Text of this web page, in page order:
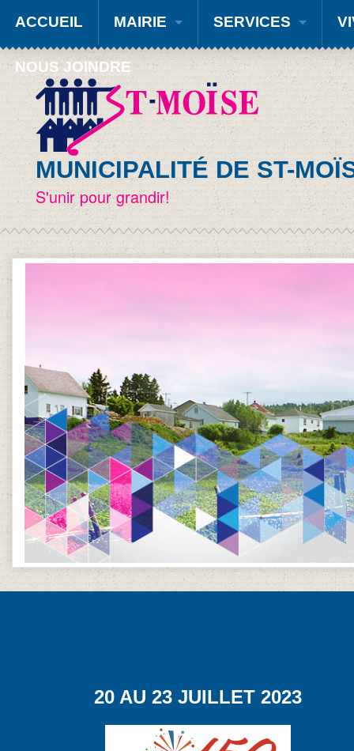
ACCUEIL MAIRIE SERVICES
NOUS JOINDRE
MUNICIPALITÉ DE ST-
S'unir pour grandir!
20 AU 23 JUILLET 2023